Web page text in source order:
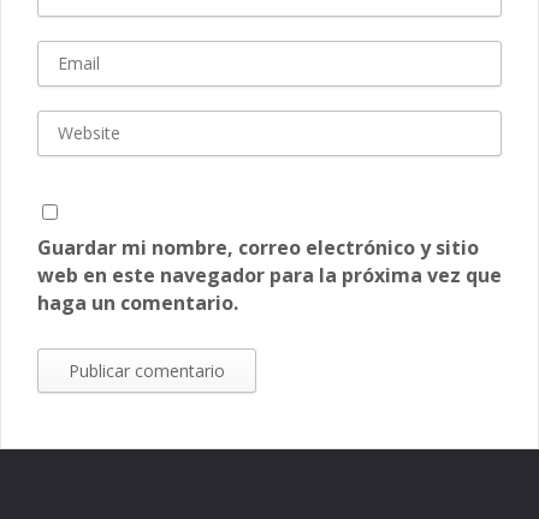
Guardar mi nombre, correo electrónico y sitio
web en este navegador para la próxima vez que
haga un comentario.